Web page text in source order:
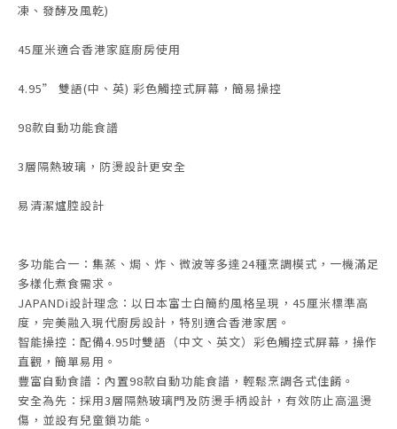
凍、發酵及風乾)
45厘米適合香港家庭廚房使用
4.95” 雙語(中、英) 彩色觸控式屏幕，簡易操控
98款自動功能食譜
3層隔熱玻璃，防燙設計更安全
易清潔爐腔設計
多功能合一：集蒸、焗、炸、微波等多達24種烹調模式，一機滿足
多樣化煮食需求。
JAPANDi設計理念：以日本富士白簡約風格呈現，45厘米標準高
度，完美融入現代廚房設計，特別適合香港家居。
智能操控：配備4.95吋雙語（中文、英文）彩色觸控式屏幕，操作
直觀，簡單易用。
豐富自動食譜：內置98款自動功能食譜，輕鬆烹調各式佳餚。
安全為先：採用3層隔熱玻璃門及防燙手柄設計，有效防止高溫燙
傷，並設有兒童鎖功能。